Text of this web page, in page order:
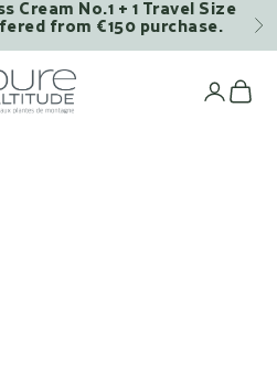
Cream No.1 + 1 Travel Size
from €150 purchase.
Altitude